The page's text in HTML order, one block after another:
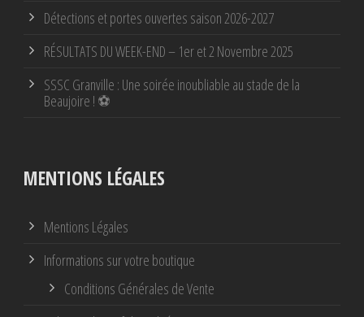
Détections et portes ouvertes saison 2026-2027
RÉSULTATS DU WEEK-END – 1er et 2 Novembre 2025
SSSC Granville : Une soirée inoubliable au stade de la
Beaujoire ! ⚽
MENTIONS LÉGALES
Mentions Légales
Informations sur votre boutique
Conditions Générales de Vente